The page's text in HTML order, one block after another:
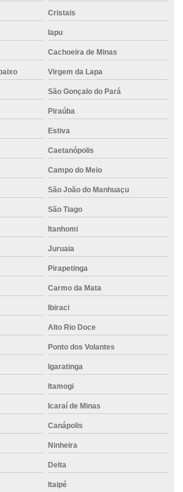
monitorada
fundação
piso
pronto
usinado
para construção de edifícios
para obras comerciais
para obras de pavimentação
de qualidade para obras
armado
usinado
Cristais
Iapu
Cachoeira de Minas
Virgem da Lapa
São Gonçalo do Pará
Piraúba
Estiva
Caetanópolis
Campo do Meio
São João do Manhuaçu
São Tiago
Itanhomi
Juruaia
Pirapetinga
Carmo da Mata
Ibiraci
Alto Rio Doce
Ponto dos Volantes
Igaratinga
Itamogi
Icaraí de Minas
Canápolis
Ninheira
Delta
Itaipé